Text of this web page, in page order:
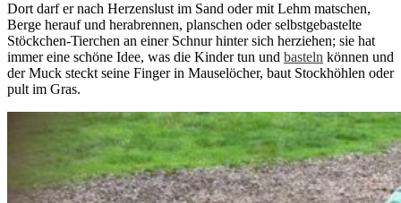
Dort darf er nach Herzenslust im Sand oder mit Lehm matschen,
Berge herauf und herabrennen, planschen oder selbstgebastelte
Stöckchen-Tierchen an einer Schnur hinter sich herziehen; sie hat
immer eine schöne Idee, was die Kinder tun und basteln können und
der Muck steckt seine Finger in Mauselöcher, baut Stockhöhlen oder
pult im Gras.